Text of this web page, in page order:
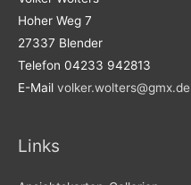
Hoher Weg 7
27337 Blender
Telefon 04233 942813
E-Mail volker.wolters@gmx.de
Links